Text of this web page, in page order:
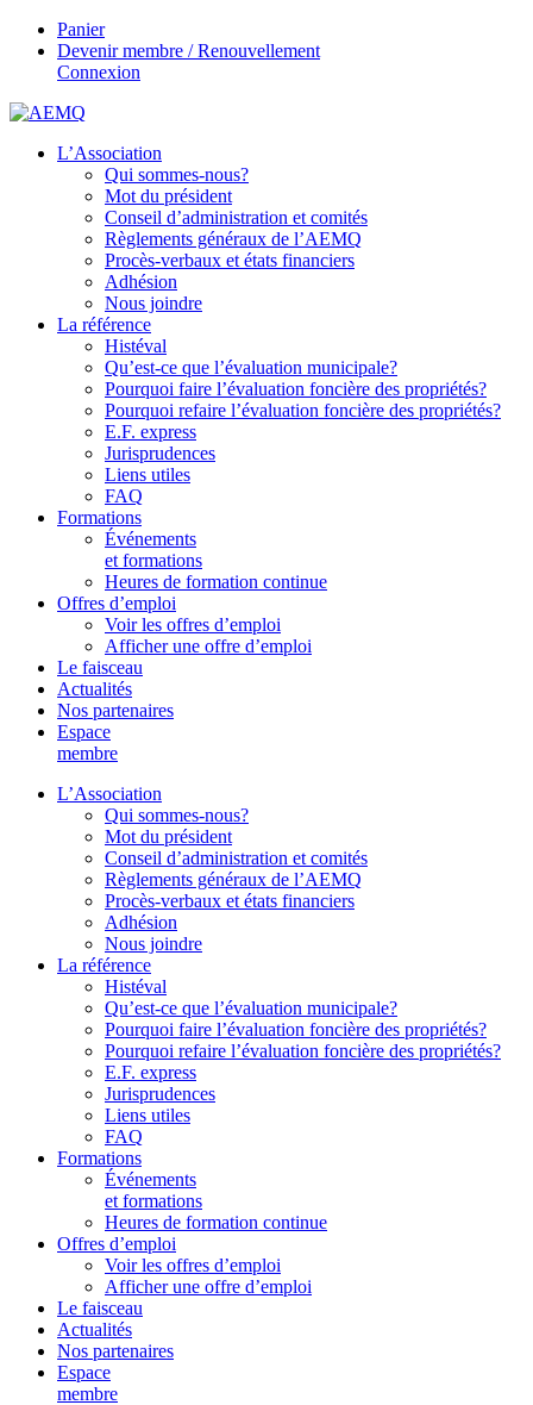
Panier
Devenir membre / Renouvellement
Connexion
L’Association
Qui sommes-nous?
Mot du président
Conseil d’administration et comités
Règlements généraux de l’AEMQ
Procès-verbaux et états financiers
Adhésion
Nous joindre
La référence
Histéval
Qu’est-ce que l’évaluation municipale?
Pourquoi faire l’évaluation foncière des propriétés?
Pourquoi refaire l’évaluation foncière des propriétés?
E.F. express
Jurisprudences
Liens utiles
FAQ
Formations
Événements
et formations
Heures de formation continue
Offres d’emploi
Voir les offres d’emploi
Afficher une offre d’emploi
Le faisceau
Actualités
Nos partenaires
Espace
membre
L’Association
Qui sommes-nous?
Mot du président
Conseil d’administration et comités
Règlements généraux de l’AEMQ
Procès-verbaux et états financiers
Adhésion
Nous joindre
La référence
Histéval
Qu’est-ce que l’évaluation municipale?
Pourquoi faire l’évaluation foncière des propriétés?
Pourquoi refaire l’évaluation foncière des propriétés?
E.F. express
Jurisprudences
Liens utiles
FAQ
Formations
Événements
et formations
Heures de formation continue
Offres d’emploi
Voir les offres d’emploi
Afficher une offre d’emploi
Le faisceau
Actualités
Nos partenaires
Espace
membre